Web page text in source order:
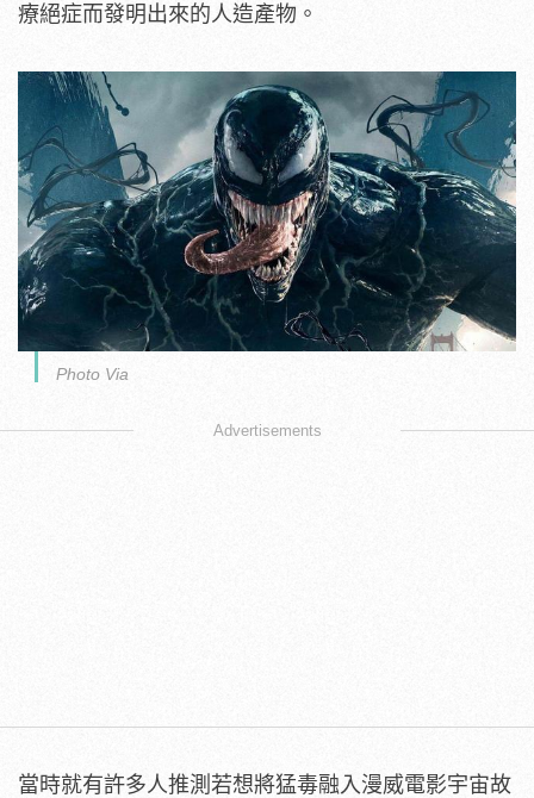
療絕症而發明出來的人造產物。
Photo Via
Advertisements
當時就有許多人推測若想將猛毒融入漫威電影宇宙故